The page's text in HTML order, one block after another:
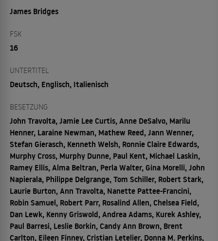
James Bridges
FSK
16
UNTERTITEL
Deutsch, Englisch, Italienisch
BESETZUNG
John Travolta, Jamie Lee Curtis, Anne DeSalvo, Marilu
Henner, Laraine Newman, Mathew Reed, Jann Wenner,
Stefan Gierasch, Kenneth Welsh, Ronnie Claire Edwards,
Murphy Cross, Murphy Dunne, Paul Kent, Michael Laskin,
Ramey Ellis, Alma Beltran, Perla Walter, Gina Morelli, John
Napierala, Philippe Delgrange, Tom Schiller, Robert Stark,
Laurie Burton, Ann Travolta, Nanette Pattee-Francini,
Robin Samuel, Robert Parr, Rosalind Allen, Chelsea Field,
Dan Lewk, Kenny Griswold, Andrea Adams, Kurek Ashley,
Paul Barresi, Leslie Borkin, Candy Ann Brown, Brent
Carlton, Eileen Finney, Cristian Letelier, Donna M. Perkins,